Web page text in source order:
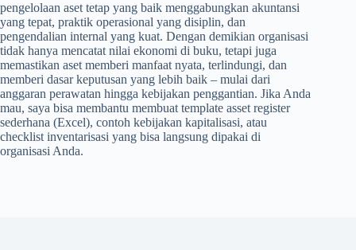
pengelolaan aset tetap yang baik menggabungkan akuntansi
yang tepat, praktik operasional yang disiplin, dan
pengendalian internal yang kuat. Dengan demikian organisasi
tidak hanya mencatat nilai ekonomi di buku, tetapi juga
memastikan aset memberi manfaat nyata, terlindungi, dan
memberi dasar keputusan yang lebih baik – mulai dari
anggaran perawatan hingga kebijakan penggantian. Jika Anda
mau, saya bisa membantu membuat template asset register
sederhana (Excel), contoh kebijakan kapitalisasi, atau
checklist inventarisasi yang bisa langsung dipakai di
organisasi Anda.